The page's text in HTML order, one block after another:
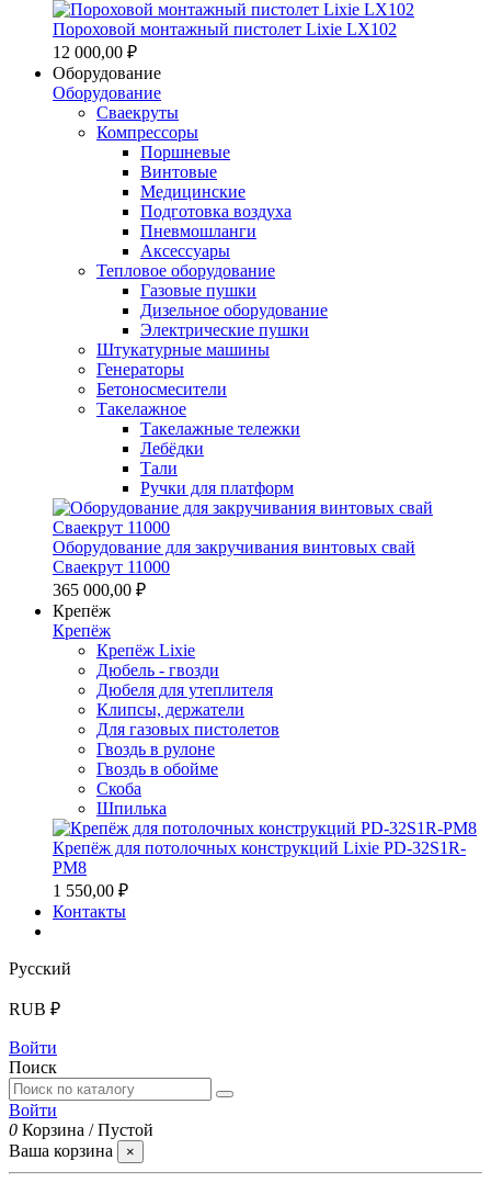
Пороховой монтажный пистолет Lixie LX102
12 000,00 ₽
Оборудование
Оборудование
Сваекруты
Компрессоры
Поршневые
Винтовые
Медицинские
Подготовка воздуха
Пневмошланги
Аксессуары
Тепловое оборудование
Газовые пушки
Дизельное оборудование
Электрические пушки
Штукатурные машины
Генераторы
Бетоносмесители
Такелажное
Такелажные тележки
Лебёдки
Тали
Ручки для платформ
Оборудование для закручивания винтовых свай
Сваекрут 11000
365 000,00 ₽
Крепёж
Крепёж
Крепёж Lixie
Дюбель - гвозди
Дюбеля для утеплителя
Клипсы, держатели
Для газовых пистолетов
Гвоздь в рулоне
Гвоздь в обойме
Скоба
Шпилька
Крепёж для потолочных конструкций Lixie PD-32S1R-
PM8
1 550,00 ₽
Контакты
Русский
RUB ₽
Войти
Поиск
Войти
0 Корзина /Пустой
Ваша корзина
×